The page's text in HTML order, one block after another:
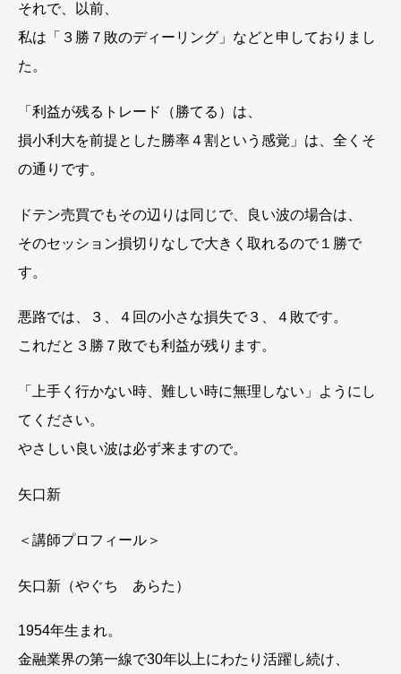
それで、以前、
私は「３勝７敗のディーリング」などと申しておりまし
た。
「利益が残るトレード（勝てる）は、
損小利大を前提とした勝率４割という感覚」は、全くそ
の通りです。
ドテン売買でもその辺りは同じで、良い波の場合は、
そのセッション損切りなしで大きく取れるので１勝で
す。
悪路では、３、４回の小さな損失で３、４敗です。
これだと３勝７敗でも利益が残ります。
「上手く行かない時、難しい時に無理しない」ようにし
てください。
やさしい良い波は必ず来ますので。
矢口新
＜講師プロフィール＞
矢口新（やぐち あらた）
1954年生まれ。
金融業界の第一線で30年以上にわたり活躍し続け、